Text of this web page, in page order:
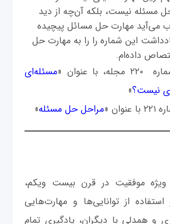
مسئله نیست، بلکه آن‌چه از دید
می‌آید مهارت حل مسائل پیچیده
این شماره را را به مهارت حل
داده‌ام.
با عنوان «
مسئله‌ای
نیست؟»
«
مراحل حل مسئله»
ویژه موفقیت در قرن بیست ویکم،
از توانایی‌ها و مهارت‌هایی
و همدلی با دیگران، یادگیری تمام